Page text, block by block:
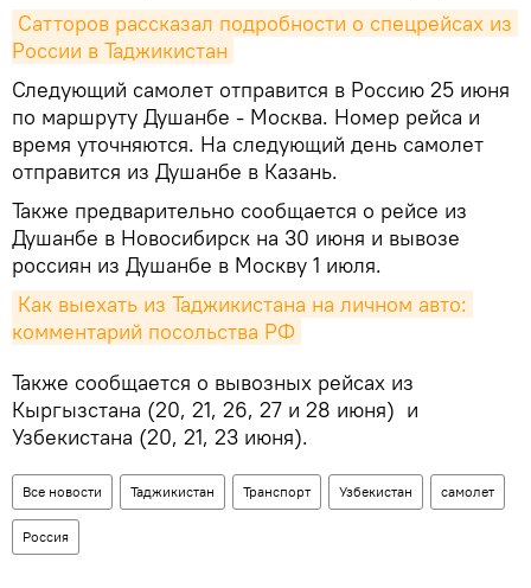
Сатторов рассказал подробности о спецрейсах из
России в Таджикистан
Следующий самолет отправится в Россию 25 июня
по маршруту Душанбе - Москва. Номер рейса и
время уточняются. На следующий день самолет
отправится из Душанбе в Казань.
Также предварительно сообщается о рейсе из
Душанбе в Новосибирск на 30 июня и вывозе
россиян из Душанбе в Москву 1 июля.
Как выехать из Таджикистана на личном авто:
комментарий посольства РФ
Также сообщается о вывозных рейсах из
Кыргызстана (20, 21, 26, 27 и 28 июня) и
Узбекистана (20, 21, 23 июня).
Все новости Таджикистан Транспорт Узбекистан самолет
Россия